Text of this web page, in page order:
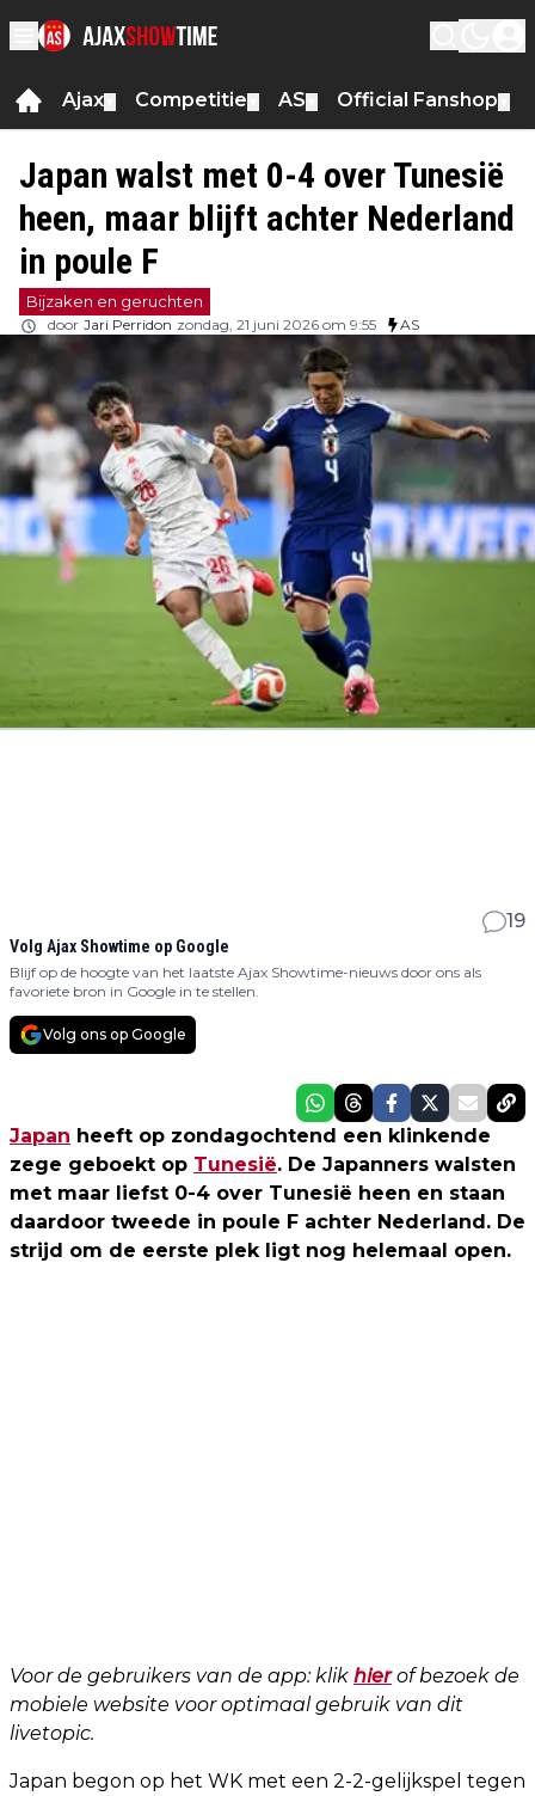
Ajax Competitie AS Official Fanshop
Japan walst met 0-4 over Tunesië
heen, maar blijft achter Nederland
in poule F
Bijzaken en geruchten
door Jari Perridon zondag, 21 juni 2026 om 9:55 AS
19
Volg Ajax Showtime op Google
Blijf op de hoogte van het laatste Ajax Showtime-nieuws door ons als
favoriete bron in Google in te stellen.
Volg ons op Google
Japan heeft op zondagochtend een klinkende
zege geboekt op Tunesië. De Japanners walsten
met maar liefst 0-4 over Tunesië heen en staan
daardoor tweede in poule F achter Nederland. De
strijd om de eerste plek ligt nog helemaal open.
Voor de gebruikers van de app: klik hierof bezoek de
mobiele website voor optimaal gebruik van dit
livetopic.
Japan begon op het WK met een 2-2-gelijkspel tegen